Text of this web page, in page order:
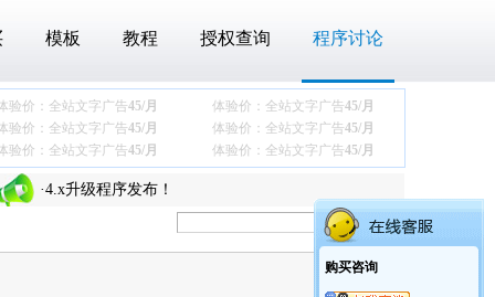
模板 教程 授权查询 程序讨论
验价：全站文字广告45/月 体验价：全站文字广告45/月
验价：全站文字广告45/月 体验价：全站文字广告45/月
验价：全站文字广告45/月 体验价：全站文字广告45/月
· 关于最近下载压缩包后360报木马的问题
· 商业模板【通用协会团体模板】发布
·4.x升级程序发布！
·关于最近下载压缩包后360报木马的问题
购买咨询